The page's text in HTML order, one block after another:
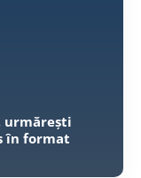
urmărești
în format